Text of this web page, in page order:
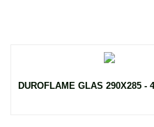
DUROFLAME GLAS 290X285 -